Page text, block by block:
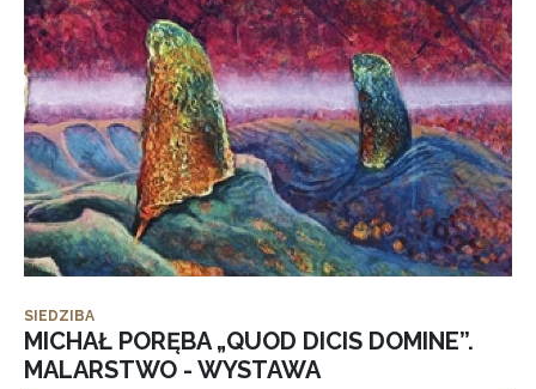
SIEDZIBA
MICHAŁ PORĘBA „QUOD DICIS DOMINE”.
MALARSTWO - WYSTAWA